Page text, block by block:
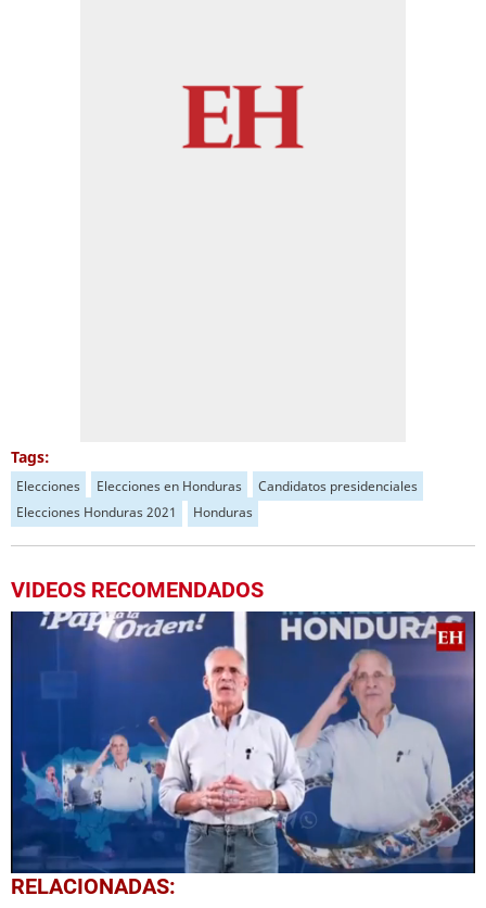
Tags:
Elecciones Elecciones en Honduras
Candidatos presidenciales
Elecciones Honduras 2021
Honduras
VIDEOS RECOMENDADOS
0
seconds
RELACIONADAS: